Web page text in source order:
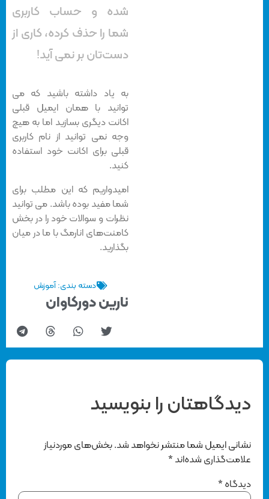
شده و حساب کاربری
شما را حذف کرده، کاری از
دست‌تان بر نمی آید!
به یاد داشته باشید که می
توانید با همان ایمیل قبلی
اکانت دیگری بسازید اما به هیچ
وجه نمی توانید از نام کاربری
قبلی برای اکانت‌ خود استفاده
کنید.
امیدواریم که این مطلب برای
شما مفید بوده باشد. می توانید
نظرات و سوالات خود را در بخش
کامنت‌های انارمگ با ما در میان
بگذارید.
دسته بندی:آموزش
نارین دورکاوان
دیدگاهتان را بنویسید
نشانی ایمیل شما منتشر نخواهد شد. بخش‌های موردنیاز
علامت‌گذاری شده‌اند*
دیدگاه*